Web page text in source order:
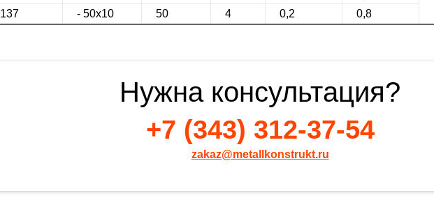
137
- 50х10 50 4 0,2 0,8
Нужна консультация?
+7 (343) 312-37-54
zakaz@metallkonstrukt.ru